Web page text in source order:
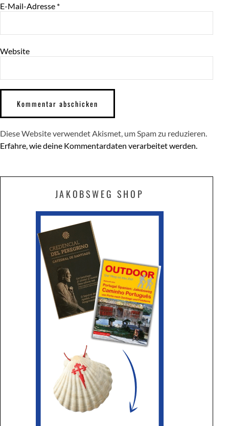
E-Mail-Adresse *
Website
Diese Website verwendet Akismet, um Spam zu reduzieren.
Erfahre, wie deine Kommentardaten verarbeitet werden.
JAKOBSWEG SHOP